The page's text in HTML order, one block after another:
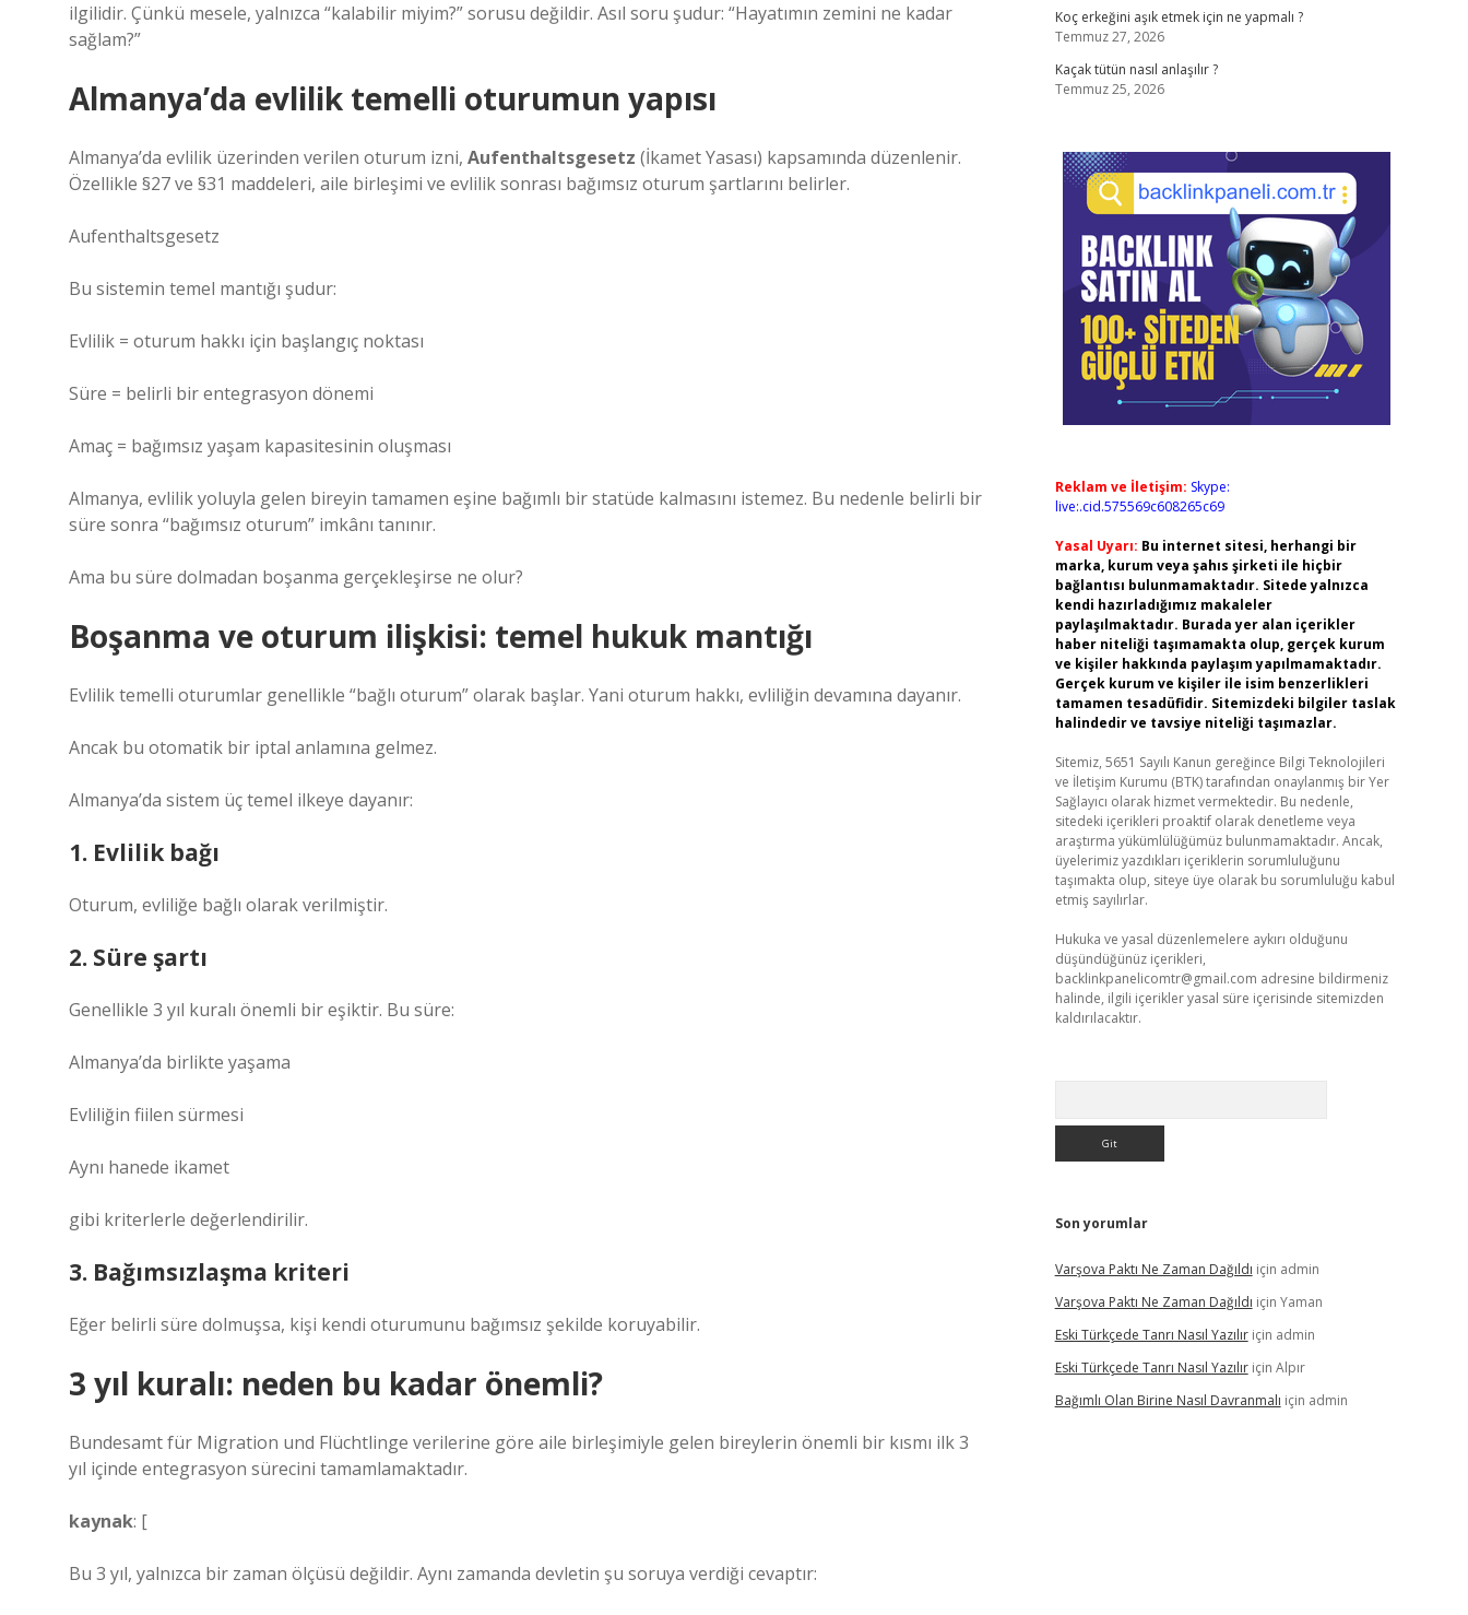
ilgilidir. Çünkü mesele, yalnızca “kalabilir miyim?” sorusu değildir. Asıl soru şudur: “Hayatımın zemini ne kadar
sağlam?”
Almanya’da evlilik temelli oturumun yapısı
Almanya’da evlilik üzerinden verilen oturum izni, Aufenthaltsgesetz (İkamet Yasası) kapsamında düzenlenir.
Özellikle §27 ve §31 maddeleri, aile birleşimi ve evlilik sonrası bağımsız oturum şartlarını belirler.
Aufenthaltsgesetz
Bu sistemin temel mantığı şudur:
Evlilik = oturum hakkı için başlangıç noktası
Süre = belirli bir entegrasyon dönemi
Amaç = bağımsız yaşam kapasitesinin oluşması
Almanya, evlilik yoluyla gelen bireyin tamamen eşine bağımlı bir statüde kalmasını istemez. Bu nedenle belirli bir
süre sonra “bağımsız oturum” imkânı tanınır.
Ama bu süre dolmadan boşanma gerçekleşirse ne olur?
Boşanma ve oturum ilişkisi: temel hukuk mantığı
Evlilik temelli oturumlar genellikle “bağlı oturum” olarak başlar. Yani oturum hakkı, evliliğin devamına dayanır.
Ancak bu otomatik bir iptal anlamına gelmez.
Almanya’da sistem üç temel ilkeye dayanır:
1. Evlilik bağı
Oturum, evliliğe bağlı olarak verilmiştir.
2. Süre şartı
Genellikle 3 yıl kuralı önemli bir eşiktir. Bu süre:
Almanya’da birlikte yaşama
Evliliğin fiilen sürmesi
Aynı hanede ikamet
gibi kriterlerle değerlendirilir.
3. Bağımsızlaşma kriteri
Eğer belirli süre dolmuşsa, kişi kendi oturumunu bağımsız şekilde koruyabilir.
3 yıl kuralı: neden bu kadar önemli?
Bundesamt für Migration und Flüchtlinge verilerine göre aile birleşimiyle gelen bireylerin önemli bir kısmı ilk 3
yıl içinde entegrasyon sürecini tamamlamaktadır.
kaynak: [
Bu 3 yıl, yalnızca bir zaman ölçüsü değildir. Aynı zamanda devletin şu soruya verdiği cevaptır:
Koç erkeğini aşık etmek için ne yapmalı ?
Temmuz 27, 2026
Kaçak tütün nasıl anlaşılır ?
Temmuz 25, 2026
Reklam ve İletişim: Skype:
live:.cid.575569c608265c69
Yasal Uyarı: Bu internet sitesi, herhangi bir
marka, kurum veya şahıs şirketi ile hiçbir
bağlantısı bulunmamaktadır. Sitede yalnızca
kendi hazırladığımız makaleler
paylaşılmaktadır. Burada yer alan içerikler
haber niteliği taşımamakta olup, gerçek kurum
ve kişiler hakkında paylaşım yapılmamaktadır.
Gerçek kurum ve kişiler ile isim benzerlikleri
tamamen tesadüfidir. Sitemizdeki bilgiler taslak
halindedir ve tavsiye niteliği taşımazlar.
Sitemiz, 5651 Sayılı Kanun gereğince Bilgi Teknolojileri
ve İletişim Kurumu (BTK) tarafından onaylanmış bir Yer
Sağlayıcı olarak hizmet vermektedir. Bu nedenle,
sitedeki içerikleri proaktif olarak denetleme veya
araştırma yükümlülüğümüz bulunmamaktadır. Ancak,
üyelerimiz yazdıkları içeriklerin sorumluluğunu
taşımakta olup, siteye üye olarak bu sorumluluğu kabul
etmiş sayılırlar.
Hukuka ve yasal düzenlemelere aykırı olduğunu
düşündüğünüz içerikleri,
backlinkpanelicomtr@gmail.com adresine bildirmeniz
halinde, ilgili içerikler yasal süre içerisinde sitemizden
kaldırılacaktır.
Son yorumlar
Varşova Paktı Ne Zaman Dağıldı için admin
Varşova Paktı Ne Zaman Dağıldı için Yaman
Eski Türkçede Tanrı Nasıl Yazılıriçin admin
Eski Türkçede Tanrı Nasıl Yazılıriçin Alpır
Bağımlı Olan Birine Nasıl Davranmalı için admin